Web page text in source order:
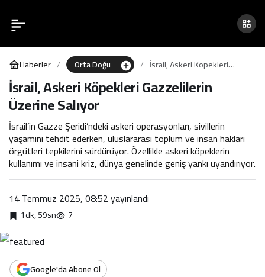
Haberler Orta Doğu
İsrail, Askeri Köpekleri
Gazzelilerin Üzerine Salıyor
İsrail, Askeri Köpekleri Gazzelilerin
Üzerine Salıyor
İsrail’in Gazze Şeridi’ndeki askeri operasyonları, sivillerin
yaşamını tehdit ederken, uluslararası toplum ve insan hakları
örgütleri tepkilerini sürdürüyor. Özellikle askeri köpeklerin
kullanımı ve insani kriz, dünya genelinde geniş yankı uyandırıyor.
14 Temmuz 2025, 08:52yayınlandı
1dk, 59sn 7
Google'da Abone Ol
İsrail, Askeri Köpekleri
Gazzelilerin Üzerine Salıyor
0